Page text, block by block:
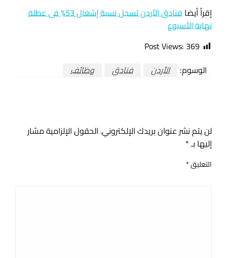
إقرأ أيضا
فنادق الأردن تسجل نسبة إشغال 53% فى عطلة
نهاية الأسبوع
Post Views: 369
الوسوم:
الأردن فنادق وظائف
لن يتم نشر عنوان بريدك الإلكتروني. الحقول الإلزامية مشار
إليها بـ*
التعليق*